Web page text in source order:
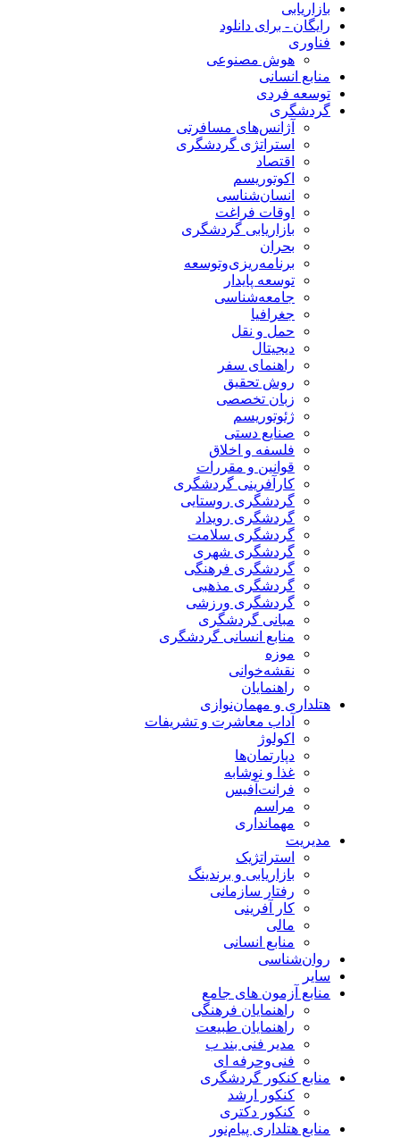
بازاریابی
رایگان - برای دانلود
فناوری
هوش مصنوعی
منابع انسانی
توسعه فردی
گردشگری
آژانس‌های مسافرتی
استراتژی گردشگری
اقتصاد
اکوتوریسم
انسان‌شناسی
اوقات فراغت
بازاریابی گردشگری
بحران
برنامه‌ریزی‌وتوسعه
توسعه پایدار
جامعه‌شناسی
جغرافیا
حمل و نقل
دیجیتال
راهنمای سفر
روش تحقیق
زبان تخصصی
ژئوتوریسم
صنایع دستی
فلسفه و اخلاق
قوانین و مقررات
کارآفرینی گردشگری
گردشگری روستایی
گردشگری رویداد
گردشگری سلامت
گردشگری شهری
گردشگری فرهنگی
گردشگری مذهبی
گردشگری ورزشی
مبانی گردشگری
منابع انسانی گردشگری
موزه
نقشه‌خوانی
راهنمایان
هتلداری و مهمان‌نوازی
آداب معاشرت و تشریفات
اکولوژ
دپارتمان‌ها
غذا و نوشابه
فرانت‌آفیس
مراسم
مهمانداری
مدیریت
استراتژیک
بازاریابی و برندینگ
رفتار سازمانی
کار آفرینی
مالی
منابع انسانی
روان‌شناسی
سایر
منابع آزمون های جامع
راهنمایان فرهنگی
راهنمایان طبیعت
مدیر فنی بند ب
فنی‌وحرفه‌ ای
منابع کنکور گردشگری
کنکور ارشد
کنکور دکتری
منابع هتلداری پیام‌نور